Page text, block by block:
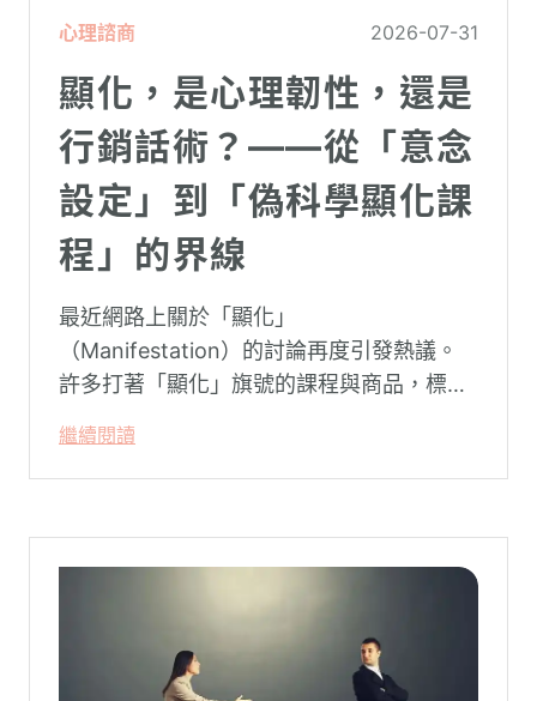
心理諮商 2026-07-31
顯化，是心理韌性，還是
行銷話術？——從「意念
設定」到「偽科學顯化課
程」的界線
最近網路上關於「顯化」
（Manifestation）的討論再度引發熱議。
許多打著「顯化」旗號的課程與商品，標榜
能吸引財富、關係與健康。這類論述聽起來
療癒，卻經常缺乏實證基礎，甚至可能對正
繼續閱讀